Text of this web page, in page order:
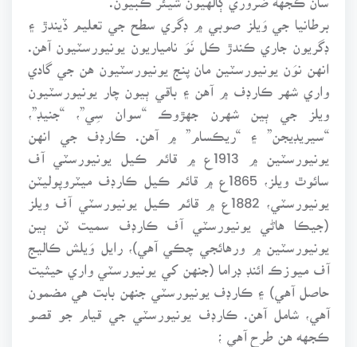
برطانيا جي وَيلز صوبي ۾ ڊگري سطح جي تعليم ڏيندڙ ۽
ڊگريون جاري ڪندڙ ڪل نَوَ نامياريون يونيورسٽيون آهن.
انهن نوَن يونيورسٽين مان پنج يونيورسٽيون هن جي گادي
واري شهر ڪارڊف ۾ آهن ۽ باقي ٻيون چار يونيورسٽيون
ويلز جي ٻين شهرن جهڙوڪ “سوان سِي”، “جنيڊ”،
“سيريڊيجن” ۽ “ريڪسام” ۾ آهن. ڪارڊف جي انهن
يونيورسٽين ۾ 1913ع ۾ قائم ڪيل يونيورسٽي آف
سائوٿ ويلز، 1865ع ۾ قائم ڪيل ڪارڊف ميٽروپوليٽن
يونيورسٽي، 1882ع ۾ قائم ڪيل يونيورسٽي آف ويلز
(جيڪا هاڻي يونيورسٽي آف ڪارڊف سميت ٽن ٻين
يونيورسٽين ۾ ورهائجي چڪي آهي)، رايل وَيلش ڪاليج
آف ميوزڪ ائنڊ ڊراما (جنهن کي يونيورسٽي واري حيثيت
حاصل آهي) ۽ ڪارڊف يونيورسٽي جنهن بابت هي مضمون
آهي، شامل آهن. ڪارڊف يونيورسٽي جي قيام جو قصو
ڪجهه هن طرح آهي ؛